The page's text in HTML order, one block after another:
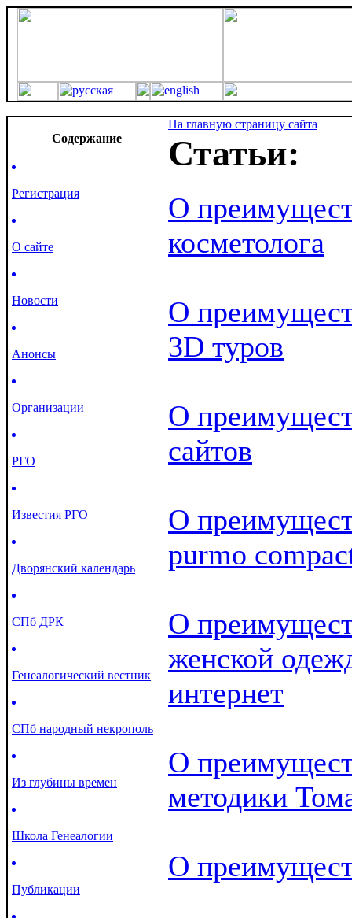
Cодержание
Регистрация
О сайте
Новости
Анонсы
Организации
РГО
Известия РГО
Дворянский календарь
СПб ДРК
Генеалогический вестник
СПб народный некрополь
Из глубины времен
Школа Генеалогии
Публикации
На главную страницу сайта
Статьи:
О
косметолога
О
3D туров
О
сайтов
О
purmo
О
женской
интернет
О
методики
О